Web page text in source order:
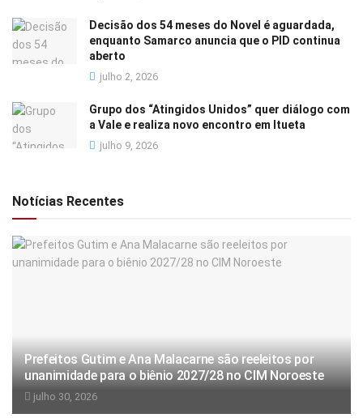
Decisão dos 54 meses do Novel é aguardada,
enquanto Samarco anuncia que o PID continua
aberto
julho 2, 2026
Grupo dos “Atingidos Unidos” quer diálogo com
a Vale e realiza novo encontro em Itueta
julho 9, 2026
Notícias Recentes
Prefeitos Gutim e Ana Malacarne são reeleitos por
unanimidade para o biênio 2027/28 no CIM Noroeste
julho 30, 2026